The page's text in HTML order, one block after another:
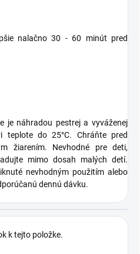
nalačno 30 - 60 minút pred
je náhradou pestrej a vyváženej
teplote do 25°C. Chráňte pred
žiarením. Nevhodné pre deti,
mimo dosah malých detí.
nevhodným použitím alebo
dennú dávku.
k tejto položke.